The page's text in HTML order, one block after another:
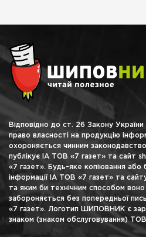
Відповідно до ст. 26 Закону України
право власності на продукцію
охороняється чинним
публікує ІА ТОВ «7 газет» та сайт
«7 газет». Будь-яке копіювання
інформації ІА ТОВ «7 газет» та
та яким би технічним способом
забороняється без попередньої
«7 газет». Логотип ШИПОВНИК є
знаком (знаком обслуговування)